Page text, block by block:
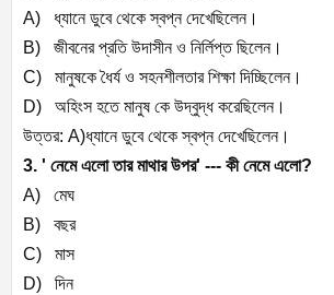
A) ধ্যানে ডুবে থেকে স্বপ্ন দেখেছিলেন।
B) জীবনের প্রতি উদাসীন ও নির্লিপ্ত ছিলেন।
C) মানুষকে ধৈর্য ও সহনশীলতার শিক্ষা দিচ্ছিলেন।
D) অহিংস হতে মানুষ কে উদ্বুদ্ধ করেছিলেন।
উত্তর: A)ধ্যানে ডুবে থেকে স্বপ্ন দেখেছিলেন।
3. ' নেমে এলো তার মাথার উপর' --- কী নেমে এলো?
A) মেঘ
B) বছর
C) মাস
D) দিন